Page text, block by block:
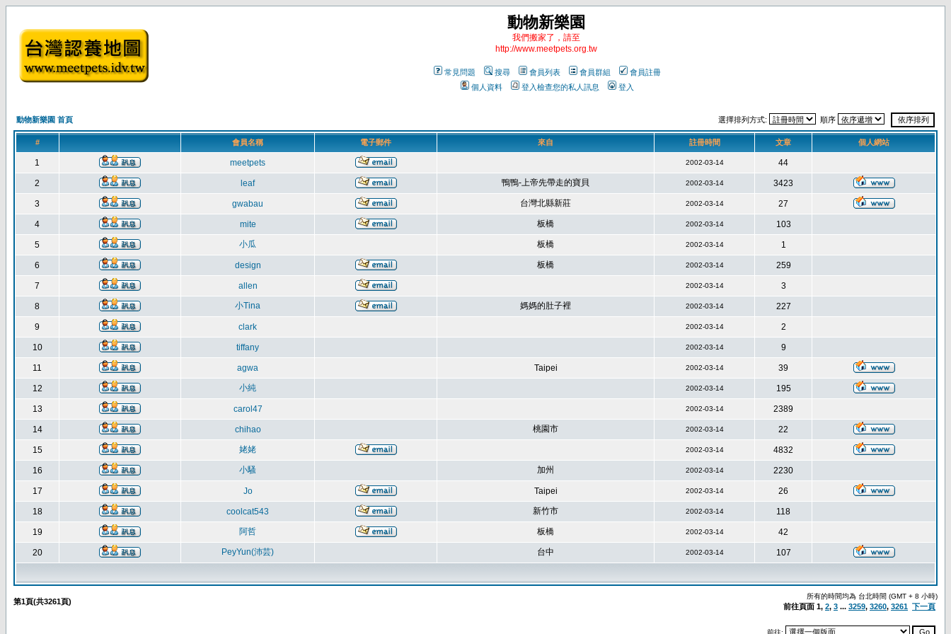
動物新樂園
我們搬家了，請至
http://www.meetpets.org.tw
常見問題 搜尋 會員列表 會員群組
會員註冊
個人資料
登入檢查您的私人訊息 登入
動物新樂園 首頁 選擇排列方式: 順序
# 會員名稱 電子郵件 來自 註冊時間 文章 個人網站
1 meetpets 2002-03-14 44
2 leaf 鴨鴨-上帝先帶走的寶貝 2002-03-14 3423
3 gwabau 台灣北縣新莊 2002-03-14 27
4 mite 板橋 2002-03-14 103
5 小瓜 板橋 2002-03-14 1
6 design 板橋 2002-03-14 259
7 allen 2002-03-14 3
8 小Tina 媽媽的肚子裡 2002-03-14 227
9 clark 2002-03-14 2
10 tiffany 2002-03-14 9
11 agwa Taipei 2002-03-14 39
12 小純 2002-03-14 195
13 carol47 2002-03-14 2389
14 chihao 桃園市 2002-03-14 22
15 姥姥 2002-03-14 4832
16 小騷 加州 2002-03-14 2230
17 Jo Taipei 2002-03-14 26
18 coolcat543 新竹市 2002-03-14 118
19 阿哲 板橋 2002-03-14 42
20 PeyYun(沛芸) 台中 2002-03-14 107
第1頁(共3261頁)
所有的時間均為 台北時間 (GMT + 8 小時)
前往頁面 1, 2, 3 ... 3259, 3260, 3261 下一頁
前往: